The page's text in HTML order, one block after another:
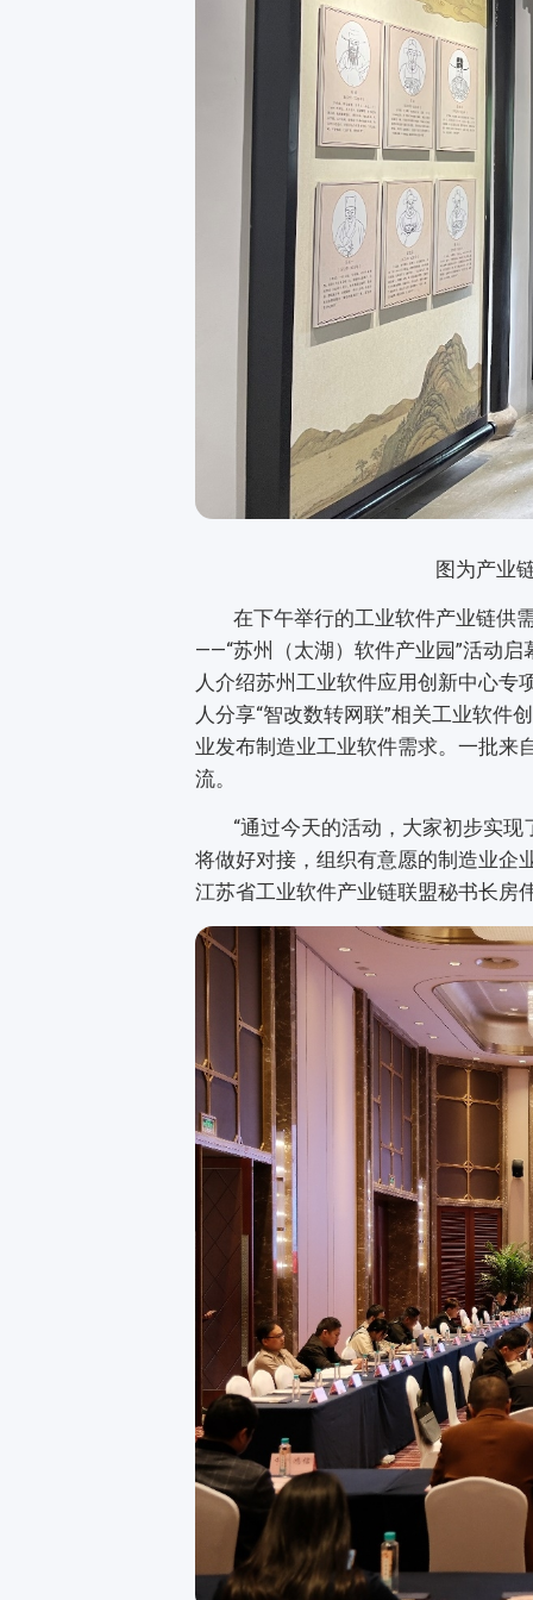
图为产业
在下午举行的工业软件产业链供需
——“苏州（太湖）软件产业园”活动
人介绍苏州工业软件应用创新中心专
人分享“智改数转网联”相关工业软件
业发布制造业工业软件需求。一批来
流。
“通过今天的活动，大家初步实现
将做好对接，组织有意愿的制造业企
江苏省工业软件产业链联盟秘书长房